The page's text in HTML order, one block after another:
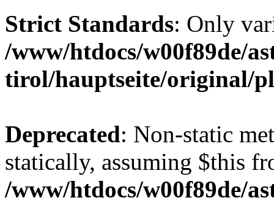
Strict Standards: Only
/www/htdocs/w00f89de/
tirol/hauptseite/original/
Deprecated: Non-static
statically, assuming $this
/www/htdocs/w00f89de/